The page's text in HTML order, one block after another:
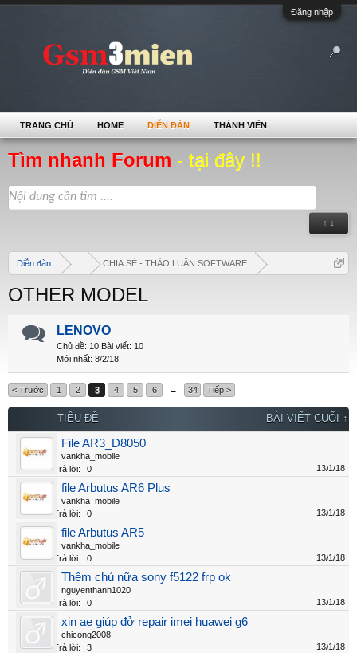
Đăng nhập
Tìm nhanh Forum - tại đây !!
↑ ↓
Diễn đàn CHIA SẺ - THẢO LUẬN SOFTWARE
OTHER MODEL
LENOVO
Chủ đề: 10 Bài viết: 10
8/2/18
< Trước 1 2 3 4 5 6 → 34 Tiếp >
TIÊU ĐỀ BÀI VIẾT CUỐI ↑
File AR3_D8050
vankha_mobile
Trả lời:
0 13/1/18
file Arbutus AR6 Plus
vankha_mobile
Trả lời:
0 13/1/18
file Arbutus AR5
vankha_mobile
Trả lời:
0 13/1/18
Thêm chú nữa sony f5122 frp ok
nguyenthanh1020
Trả lời:
0 13/1/18
xin ae giúp đở repair imei huawei g6
chicong2008
Trả lời:
3 13/1/18
TRANG CHỦ HOME DIỄN ĐÀN THÀNH VIÊN